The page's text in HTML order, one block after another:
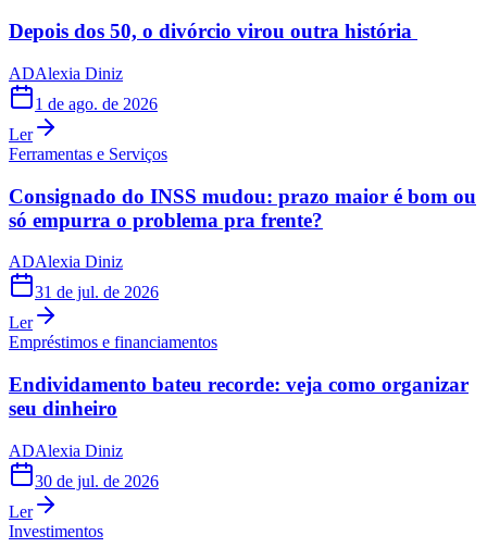
Depois dos 50, o divórcio virou outra história
ADAlexia Diniz
1 de ago. de 2026
Ler
Ferramentas e Serviços
Consignado do INSS mudou: prazo maior é bom ou
só empurra o problema pra frente?
ADAlexia Diniz
31 de jul. de 2026
Ler
Empréstimos e financiamentos
Endividamento bateu recorde: veja como organizar
seu dinheiro
ADAlexia Diniz
30 de jul. de 2026
Ler
Investimentos